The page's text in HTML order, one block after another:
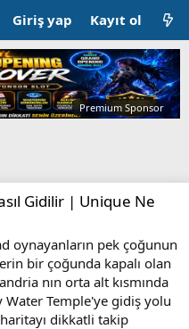
Giriş yap Kayıt ol
Premium Sponsor
Gidilir | Unique Ne
oynayanların pek çoğunun
bir çoğunda kapalı olan
nın orta alt kısmında
Temple'ye gidiş yolu
dikkatli takip